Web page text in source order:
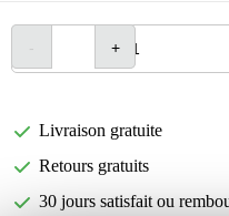
Livraison gratuite
Retours gratuits
30 jours satisfait ou